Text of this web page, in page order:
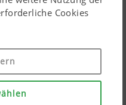
Cookies
Marketing-
eingesetzt, wenn Sie
zustimmen"). Sie
mittels
treffen.